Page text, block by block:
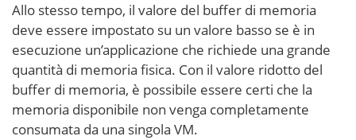
Allo stesso tempo, il valore del buffer di memoria
deve essere impostato su un valore basso se è in
esecuzione un’applicazione che richiede una grande
quantità di memoria fisica. Con il valore ridotto del
buffer di memoria, è possibile essere certi che la
memoria disponibile non venga completamente
consumata da una singola VM.